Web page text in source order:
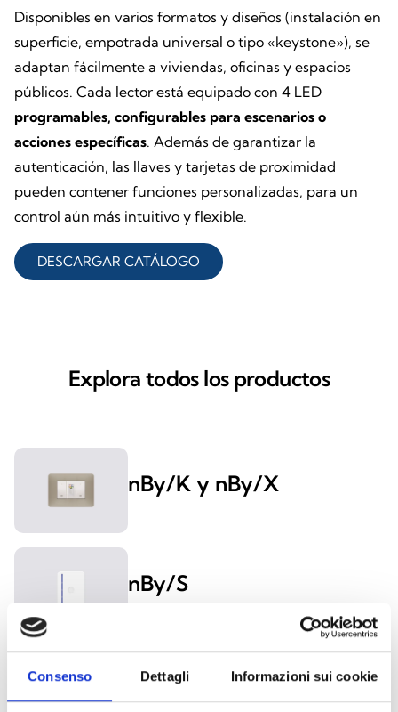
Consenso Dettagli Informazioni sui cookie
Disponibles en varios formatos y diseños (instalación en
superficie, empotrada universal o tipo «keystone»), se
adaptan fácilmente a viviendas, oficinas y espacios
públicos. Cada lector está equipado con 4 LED
programables, configurables para escenarios o
acciones específicas. Además de garantizar la
autenticación, las llaves y tarjetas de proximidad
pueden contener funciones personalizadas, para un
control aún más intuitivo y flexible.
DESCARGAR CATÁLOGO
Explora todos los productos
nBy/K y nBy/X
nBy/S
nKey, nBoss y nCard